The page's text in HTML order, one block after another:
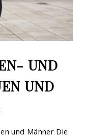
UND
UND
und Männer Die